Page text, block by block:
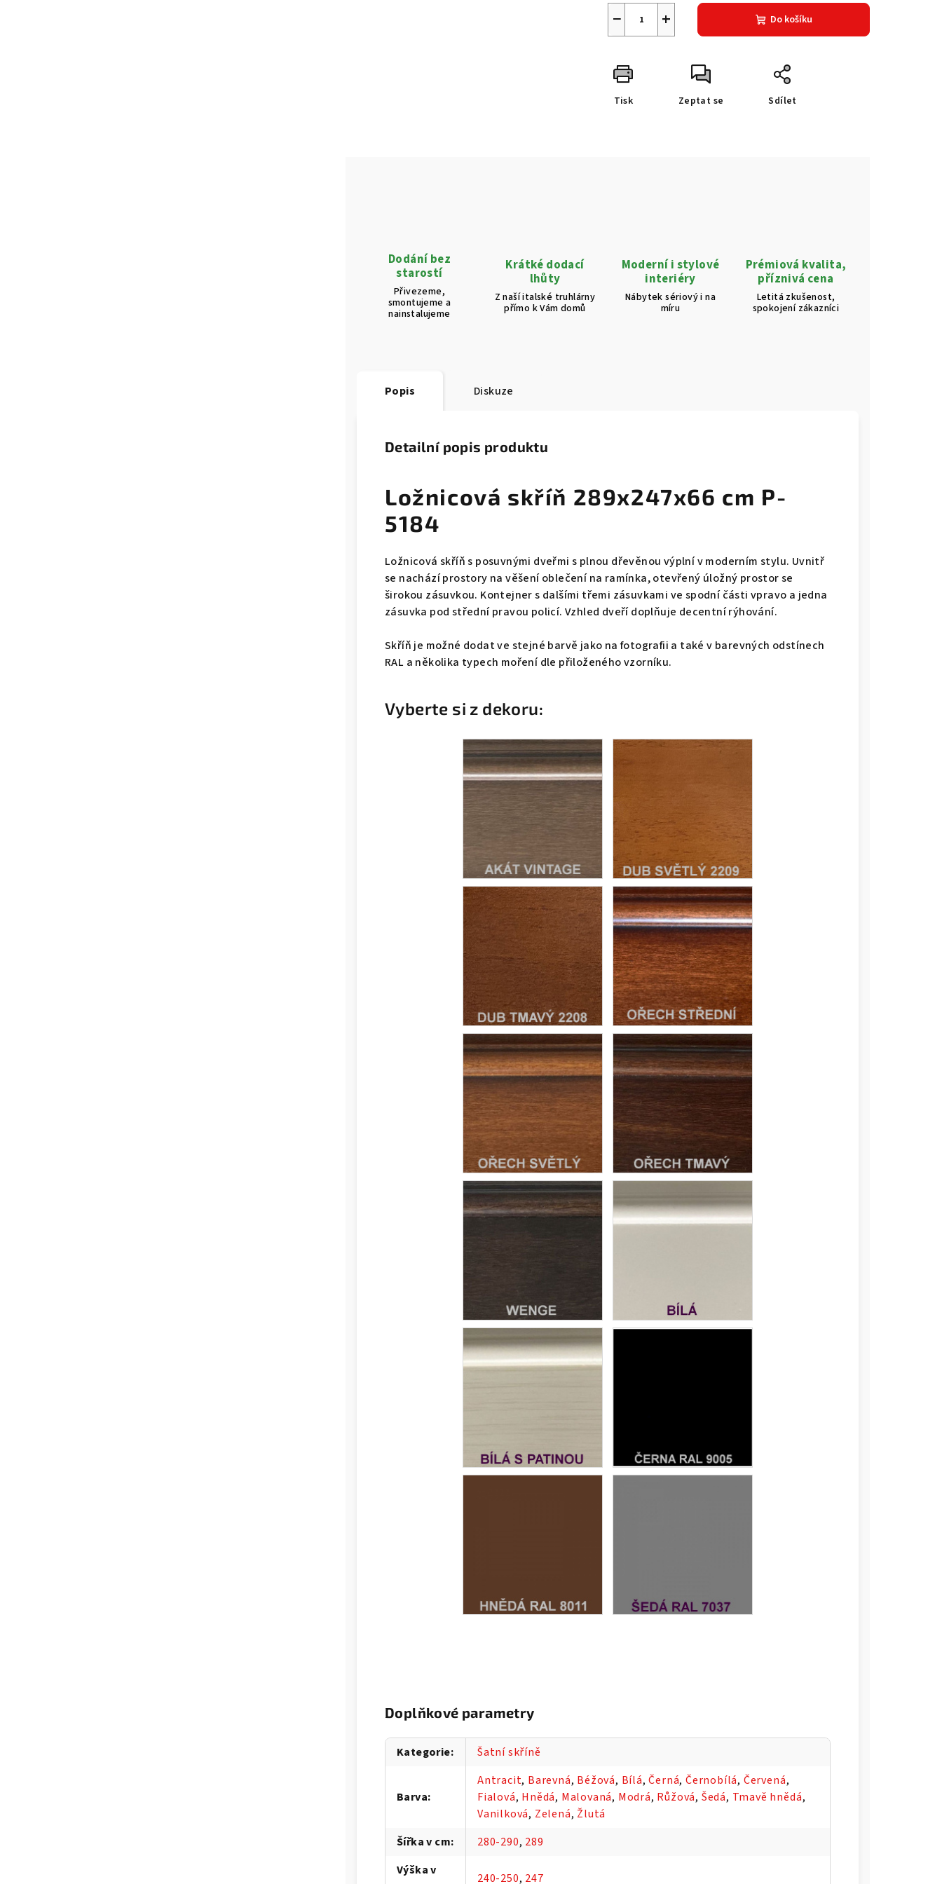
+
− Do košíku
Tisk Zeptat se Sdílet
Dodání bez
starostí
Přivezeme,
smontujeme a
nainstalujeme
Krátké dodací
lhůty
Z naší italské truhlárny
přímo k Vám domů
Moderní i stylové
interiéry
Nábytek sériový i na
míru
Prémiová kvalita,
příznivá cena
Letitá zkušenost,
spokojení zákazníci
Popis Diskuze
Detailní popis produktu
Ložnicová skříň 289x247x66 cm P-
5184
Ložnicová skříň s posuvnými dveřmi s plnou dřevěnou výplní v moderním stylu. Uvnitř
se nachází prostory na věšení oblečení na ramínka, otevřený úložný prostor se
širokou zásuvkou. Kontejner s dalšími třemi zásuvkami ve spodní části vpravo a jedna
zásuvka pod střední pravou policí. Vzhled dveří doplňuje decentní rýhování.
Skříň je možné dodat ve stejné barvě jako na fotografii a také v barevných odstínech
RAL a několika typech moření dle přiloženého vzorníku.
Vyberte si z dekoru:
Doplňkové parametry
Kategorie: Šatní skříně
Barva:
Antracit, Barevná, Béžová, Bílá,Černá,Černobílá, Červená,
Fialová, Hnědá, Malovaná, Modrá, Růžová, Šedá, Tmavě hnědá,
Vanilková, Zelená, Žlutá
Šířka v cm: 280-290, 289
Výška v
240-250, 247